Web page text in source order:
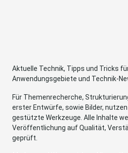
Aktuelle Technik, Tipps und Tricks
Anwendungsgebiete und Technik-
Für Themenrecherche,
erster Entwürfe, sowie Bilder, nutzen
gestützte Werkzeuge. Alle Inhalte
Veröffentlichung auf Qualität,
geprüft.